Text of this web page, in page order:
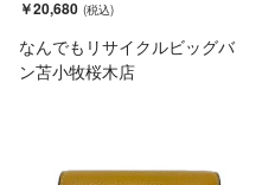
￥20,680
なんでもリサイクルビッグバ
ン苫小牧桜木店